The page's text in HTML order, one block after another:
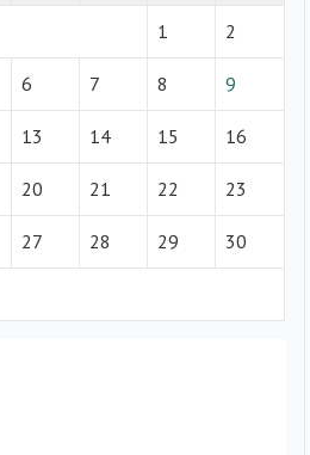
1 2
6 7 8 9
13 14 15 16
20 21 22 23
27 28 29 30